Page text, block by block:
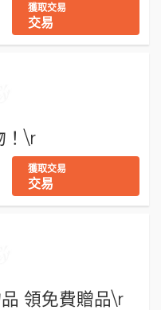
獲取交易
交易
！\r
獲取交易
交易
領免費贈品\r